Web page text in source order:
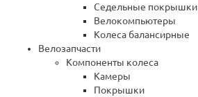
Седельные покрышки
Велокомпьютеры
Колеса балансирные
Велозапчасти
Компоненты колеса
Камеры
Покрышки